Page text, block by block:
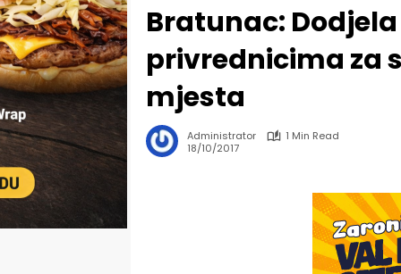
Bratunac:
privrednicima za
mjesta
Administrator
1 Min Read
18/10/2017